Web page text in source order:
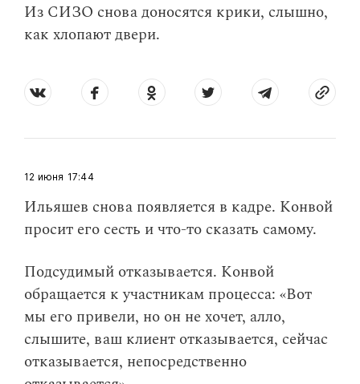
Из СИЗО снова доносятся крики, слышно,
как хлопают двери.
17:44
12 июня
Ильяшев снова появляется в кадре. Конвой
просит его сесть и что-то сказать самому.
Подсудимый отказывается. Конвой
обращается к участникам процесса: «Вот
мы его привели, но он не хочет, алло,
слышите, ваш клиент отказывается, сейчас
отказывается, непосредственно